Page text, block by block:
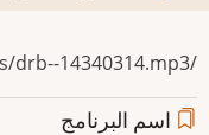
/sites/default/files/drb--14340314.mp3
اسم البرنامج